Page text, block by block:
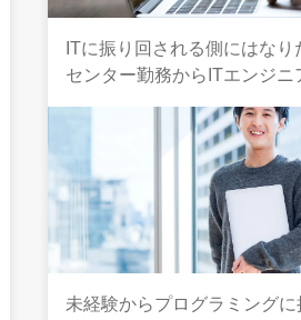
ITに振り回される側にはな
センター勤務からITエンジニ
未経験からプログラミング